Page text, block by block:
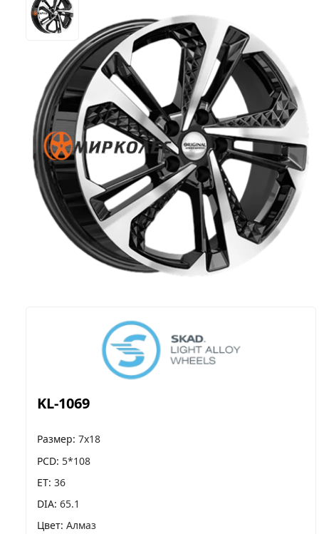
KL-1069
Размер 7x18
PCD 5*108
ET 36
DIA 65.1
Цвет Алмаз